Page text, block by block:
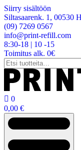
Siirry sisältöön
Siltasaarenk. 1, 00530
(09) 7269 0567
info@print-refill.com
8:30-18 | 10 -15
Toimitus alk. 0€
Etsi:
 0
0,00 €